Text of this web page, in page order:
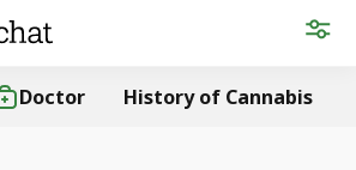
Doctor History of Cannabis